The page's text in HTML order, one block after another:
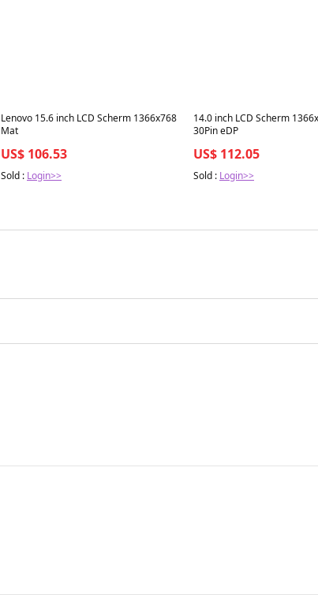
Best in 7 days
Lenovo 15.6 inch LCD Scherm 1366x768
Mat
US$ 106.53
Sold : Login>>
Best in 7 days
14.0 inch LCD Scherm
30Pin eDP
US$ 112.05
Sold : Login>>